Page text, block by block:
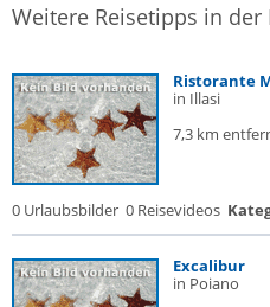
Weitere Reisetipps in der
Ristorante
in Illasi
7,3 km
0 Urlaubsbilder 0 Reisevideos
Excalibur
in Poiano